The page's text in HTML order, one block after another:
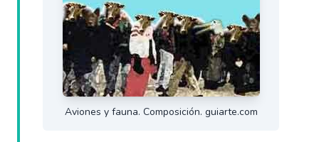
Aviones y fauna. Composición. guiarte.com